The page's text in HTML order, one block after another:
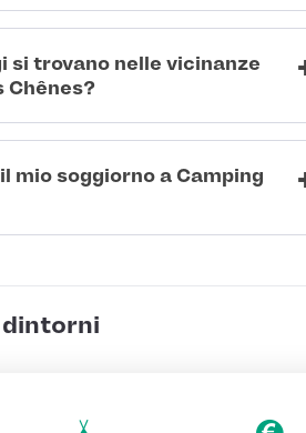
si trovano nelle vicinanze
Chênes?
mio soggiorno a Camping
dintorni